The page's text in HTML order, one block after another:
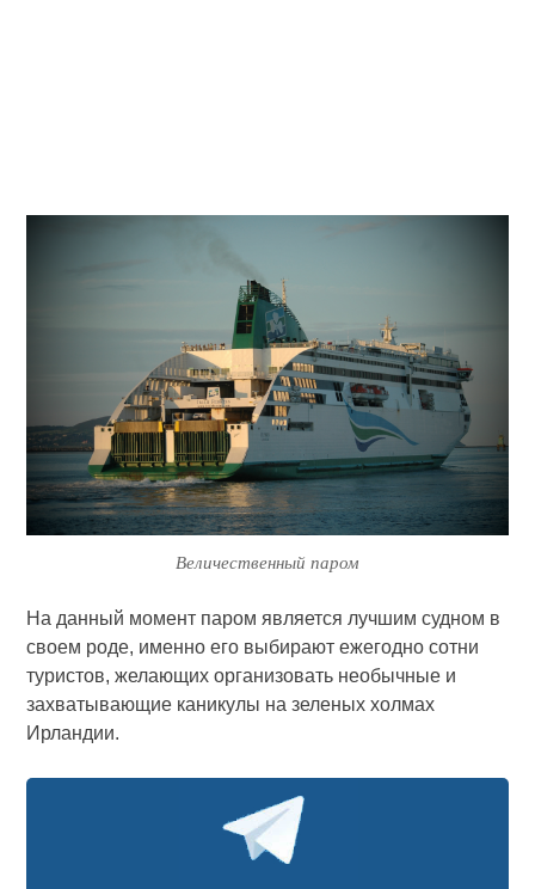
Величественный паром
На данный момент паром является лучшим судном в
своем роде, именно его выбирают ежегодно сотни
туристов, желающих организовать необычные и
захватывающие каникулы на зеленых холмах
Ирландии.